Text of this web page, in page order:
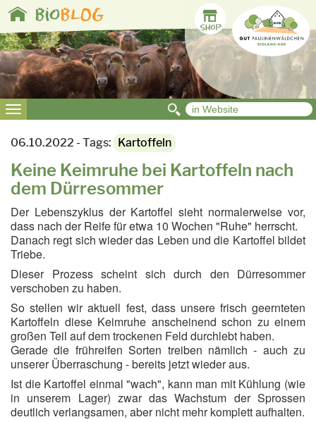
Toggle
navigation
bioBLOG
Toggle
navigation
06.10.2022 - Tags: Kartoffeln
Keine Keimruhe bei Kartoffeln nach
dem Dürresommer
Der Lebenszyklus der Kartoffel sieht normalerweise vor,
dass nach der Reife für etwa 10 Wochen "Ruhe" herrscht.
Danach regt sich wieder das Leben und die Kartoffel bildet
Triebe.
Dieser Prozess scheint sich durch den Dürresommer
verschoben zu haben.
So stellen wir aktuell fest, dass unsere frisch geernteten
Kartoffeln diese Keimruhe anscheinend schon zu einem
großen Teil auf dem trockenen Feld durchlebt haben.
Gerade die frühreifen Sorten treiben nämlich - auch zu
unserer Überraschung - bereits jetzt wieder aus.
Ist die Kartoffel einmal "wach", kann man mit Kühlung (wie
in unserem Lager) zwar das Wachstum der Sprossen
deutlich verlangsamen, aber nicht mehr komplett aufhalten.